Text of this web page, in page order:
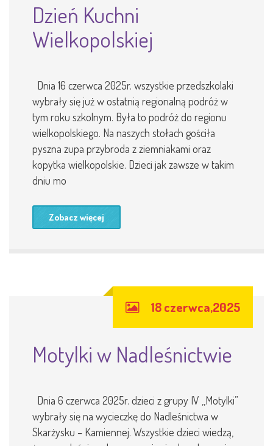
Dzień Kuchni
Wielkopolskiej
Dnia 16 czerwca 2025r. wszystkie przedszkolaki
wybrały się już w ostatnią regionalną podróż w
tym roku szkolnym. Była to podróż do regionu
wielkopolskiego. Na naszych stołach gościła
pyszna zupa przybroda z ziemniakami oraz
kopytka wielkopolskie. Dzieci jak zawsze w takim
dniu mo
Zobacz więcej
18 czerwca,2025
Motylki w Nadleśnictwie
Dnia 6 czerwca 2025r. dzieci z grupy IV ,,Motylki”
wybrały się na wycieczkę do Nadleśnictwa w
Skarżysku – Kamiennej. Wszystkie dzieci wiedzą,